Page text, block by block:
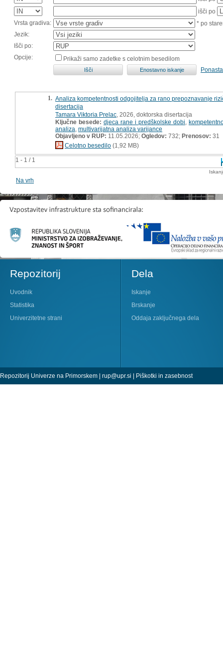
išči po
Vrsta gradiva:
* po
Jezik:
Išči po:
Opcije:
Prikaži samo zadetke s celotnim besedilom
1 - 1 / 1
1. Analiza kompetentnosti odgojitelja za rano prepoznavanje
disertacija
Tamara Viktoria Prelac , 2026, doktorska disertacija
Ključne besede: djeca rane i predškolske dobi
analiza multivarijatna analiza varijance
Objavljeno v RUP: 11.05.2026; Ogledov: 732; Prenosov: 31
Celotno besedilo (1,92 MB)
Na vrh
Repozitorij
Uvodnik
Statistika
Univerzitetne strani
Dela
Iskanje
Brskanje
Oddaja zaključnega dela
Repozitorij Univerze na Primorskem | rup@upr.si | Piškotki in zasebnost